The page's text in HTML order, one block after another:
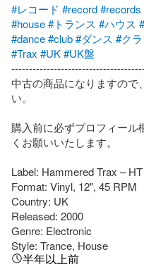
#レコード #record#records
#house#トランス #ハウス
#dance#club#ダンス #ク
#Trax #UK#UK盤
中古の商品になりますので
い。
購入前に必ずプロフィール
くお願いいたします。
Label: Hammered Trax –
Format: Vinyl, 12", 45 RPM
Country: UK
Released: 2000
Genre: Electronic
Style: Trance, House
半年以上前